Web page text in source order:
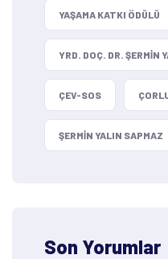
YAŞAMA KATKI ÖDÜLÜ
YRD. DOÇ. DR. ŞERMIN
ÇEV-SOS
ŞERMIN YALIN SAPMAZ
Son Yorumlar